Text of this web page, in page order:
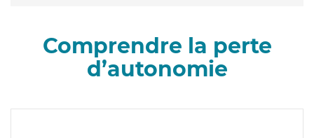
Comprendre la perte
d’autonomie